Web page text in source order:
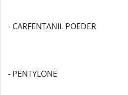
- CARFENTANIL POEDER
- PENTYLONE